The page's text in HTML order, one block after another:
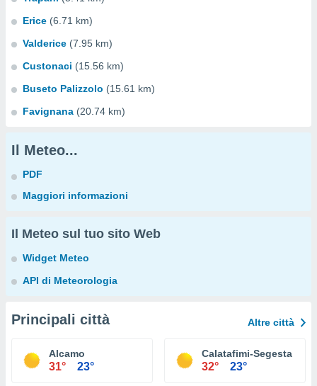
Erice (6.71 km)
Valderice (7.95 km)
Custonaci (15.56 km)
Buseto Palizzolo (15.61 km)
Favignana (20.74 km)
Il Meteo...
PDF
Maggiori informazioni
Il Meteo sul tuo sito Web
Widget Meteo
API di Meteorologia
Principali città Altre città
Alcamo
31° 23°
Calatafimi-Segesta
32° 23°